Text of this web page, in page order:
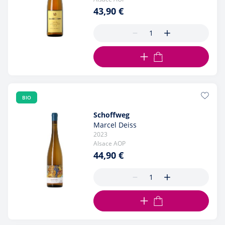
43,90 €
AJOUTER AU PANIER
BIO
Schoffweg
Marcel Deiss
2023
Alsace AOP
44,90 €
AJOUTER AU PANIER